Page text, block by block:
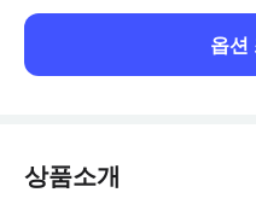
옵션
상품소개